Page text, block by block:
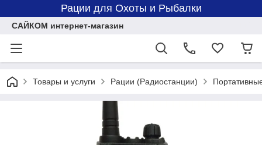
Рации для Охоты и Рыбалки
САЙКОМ интернет-магазин
Товары и услуги Рации (Радиостанции)